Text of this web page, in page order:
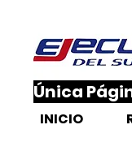
​Única
INICIO